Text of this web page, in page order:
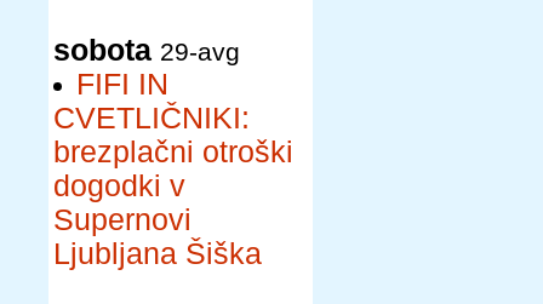
sobota 29-avg
FIFI IN
CVETLIČNIKI:
brezplačni otroški
dogodki v
Supernovi
Ljubljana Šiška